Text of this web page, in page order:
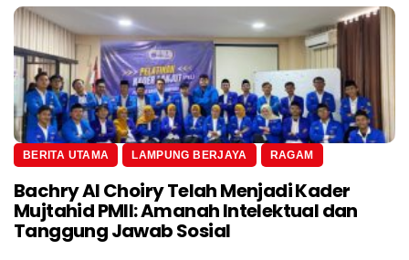
BERITA UTAMA LAMPUNG BERJAYA RAGAM
Bachry Al Choiry Telah Menjadi Kader
Mujtahid PMII: Amanah Intelektual dan
Tanggung Jawab Sosial